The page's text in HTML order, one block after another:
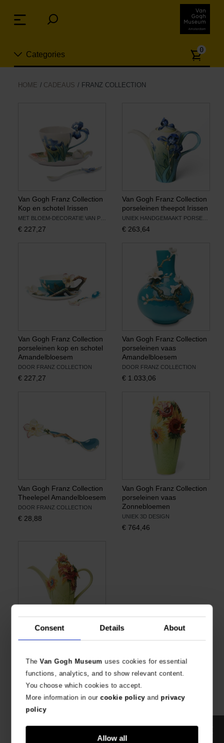
Consent Details About
TheVan Gogh Museum uses cookies for essential
functions, analytics, and to show relevant content.
You choose which cookies to accept.
More information in ourcookie policyand privacy
policy
Allow all
links
over
Spring
Categories
Nieuw
Wonen
Koken & tafelen
Vrije tijd
Aantal
0
HOME CADEAUS FRANZ COLLECTION
Van Gogh Franz Collection
Kop en schotel Irissen
€ 227,27
Van Gogh Franz Collection
porseleinen theepot Irissen
€ 263,64
Van Gogh Franz Collection
porseleinen kop en schotel
Amandelbloesem
DOOR FRANZ COLLECTION
€ 227,27
Van Gogh Franz Collection
porseleinen vaas
Amandelbloesem
DOOR FRANZ COLLECTION
€ 1.033,06
Van Gogh Franz Collection
Theelepel Amandelbloesem
DOOR FRANZ COLLECTION
€ 28,88
Van Gogh Franz Collection
porseleinen vaas
Zonnebloemen
UNIEK 3D DESIGN
€ 764,46
DOOR FRANZ COLLECTION
263,64
Menu